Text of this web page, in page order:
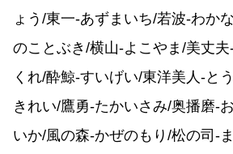
ょう/東一-あずまいち/若波-わか
のことぶき/横山-よこやま/美丈
くれ/酔鯨-すいげい/東洋美人-と
きれい/鷹勇-たかいさみ/奥播磨-
いか/風の森-かぜのもり/松の司-